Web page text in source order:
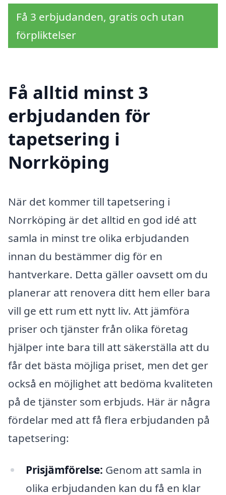
Få 3 erbjudanden, gratis och utan
förpliktelser
Få alltid minst 3
erbjudanden för
tapetsering i
Norrköping
När det kommer till tapetsering i
Norrköping är det alltid en god idé att
samla in minst tre olika erbjudanden
innan du bestämmer dig för en
hantverkare. Detta gäller oavsett om du
planerar att renovera ditt hem eller bara
vill ge ett rum ett nytt liv. Att jämföra
priser och tjänster från olika företag
hjälper inte bara till att säkerställa att du
får det bästa möjliga priset, men det ger
också en möjlighet att bedöma kvaliteten
på de tjänster som erbjuds. Här är några
fördelar med att få flera erbjudanden på
tapetsering:
Prisjämförelse: Genom att samla in
olika erbjudanden kan du få en klar